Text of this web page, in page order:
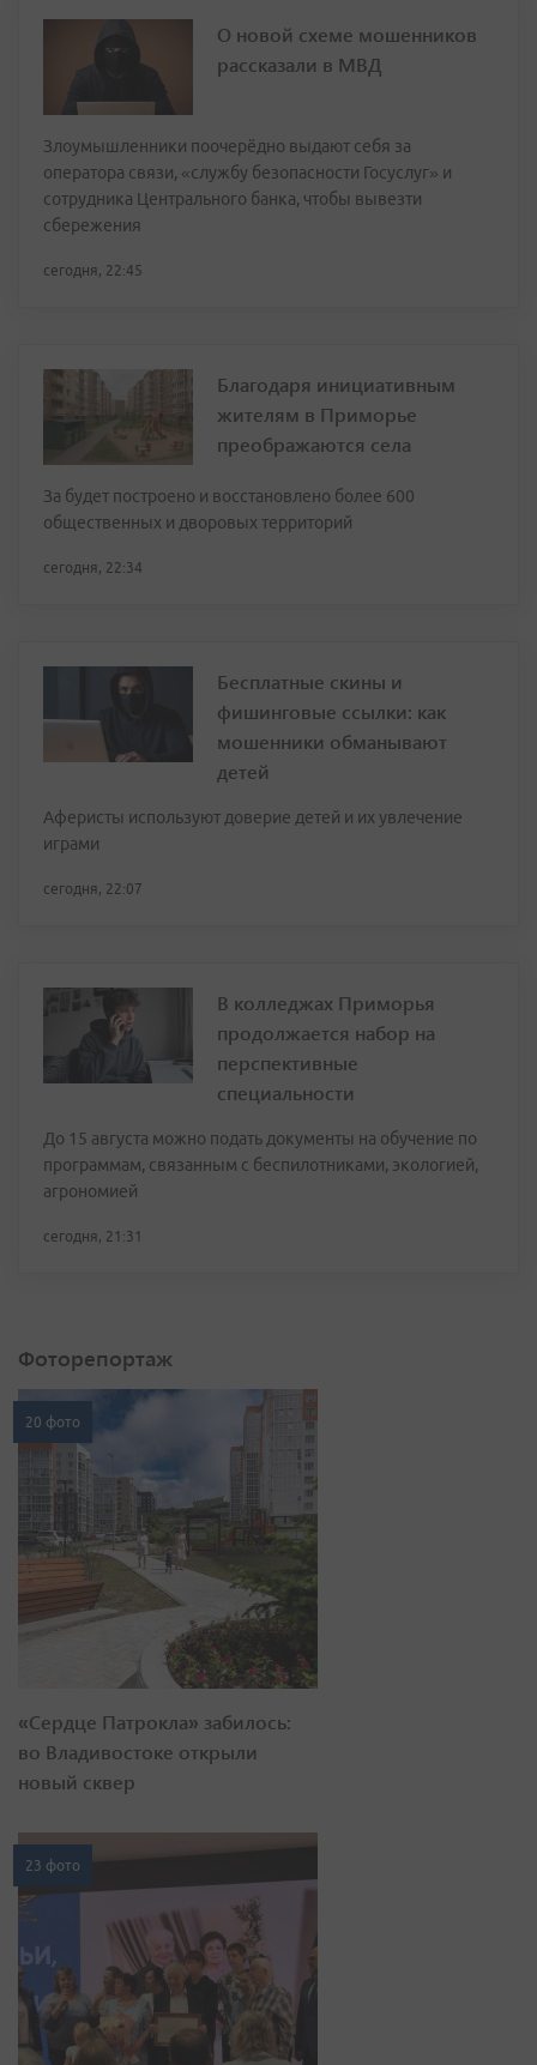
О новой схеме мошенников
рассказали в МВД
Злоумышленники поочерёдно выдают себя за
оператора связи, «службу безопасности Госуслуг» и
сотрудника Центрального банка, чтобы вывезти
сбережения
сегодня, 22:45
Благодаря инициативным
жителям в Приморье
преображаются села
За будет построено и восстановлено более 600
общественных и дворовых территорий
сегодня, 22:34
Бесплатные скины и
фишинговые ссылки: как
мошенники обманывают
детей
Аферисты используют доверие детей и их увлечение
играми
сегодня, 22:07
В колледжах Приморья
продолжается набор на
перспективные
специальности
До 15 августа можно подать документы на обучение по
программам, связанным с беспилотниками, экологией,
агрономией
сегодня, 21:31
Фоторепортаж
20 фото
«Сердце Патрокла» забилось:
во Владивостоке открыли
новый сквер
23 фото